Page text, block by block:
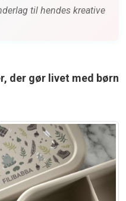
til hendes kreative
der gør livet med børn